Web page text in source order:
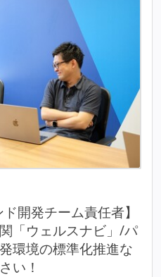
開発チーム責任者】
「ウェルスナビ」/パ
環境の標準化推進な
い！